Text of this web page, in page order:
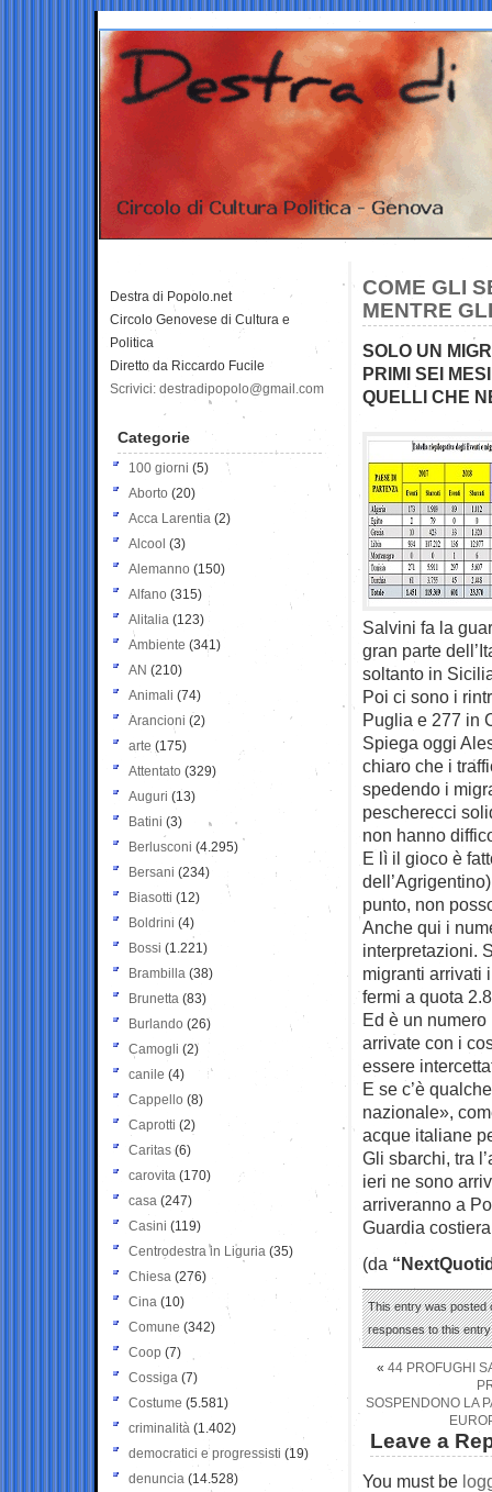
COME GLI
MENTRE
SOLO UN
PRIMI SEI
QUELLI CHE
Salvini fa la
gran parte
soltanto in
Poi ci sono i
Puglia e 277 in
Spiega oggi
chiaro che i
spedendo i
pescherecci
non hanno
E lì il gioco è
punto, non
Anche qui i
interpretazioni.
migranti arrivati
fermi a quota
Ed è un
arrivate con i
essere
E se c’è
nazionale»,
acque italiane
Gli sbarchi, tra
ieri ne sono
arriveranno a
Guardia
(da
This entry was posted
responses to this
« 44 PROFUGHI
SOSPENDONO LA
Leave a
You must be
Destra di Popolo.net
Circolo Genovese di Cultura e
Politica
Diretto da Riccardo Fucile
Scrivici: destradipopolo@gmail.com
Categorie
100 giorni (5)
Aborto (20)
Acca Larentia (2)
Alcool (3)
Alemanno (150)
Alfano (315)
Alitalia (123)
Ambiente (341)
AN (210)
Animali (74)
Arancioni (2)
arte (175)
Attentato (329)
Auguri (13)
Batini (3)
Berlusconi (4.295)
Bersani (234)
Biasotti (12)
Boldrini (4)
Bossi (1.221)
Brambilla (38)
Brunetta (83)
Burlando (26)
Camogli (2)
canile (4)
Cappello (8)
Caprotti (2)
Caritas (6)
carovita (170)
casa (247)
Casini (119)
Centrodestra in Liguria (35)
Chiesa (276)
Cina (10)
Comune (342)
Coop (7)
Cossiga (7)
Costume (5.581)
criminalità (1.402)
democratici e progressisti (19)
denuncia (14.528)